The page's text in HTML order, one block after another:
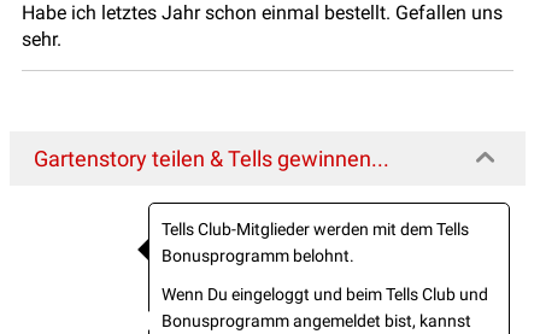
Habe ich letztes Jahr schon einmal bestellt. Gefallen uns
sehr.
Gartenstory teilen & Tells gewinnen...
Tells Club-Mitglieder werden mit dem Tells
Bonusprogramm belohnt.
Wenn Du eingeloggt und beim Tells Club und
Bonusprogramm angemeldet bist, kannst